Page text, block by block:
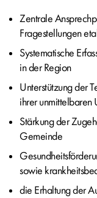
Zentrale
Fragestellungen
Systematische
in der Region
Unterstützung der
ihrer unmittelbaren
Stärkung der
Gemeinde
sowie
die Erhaltung der